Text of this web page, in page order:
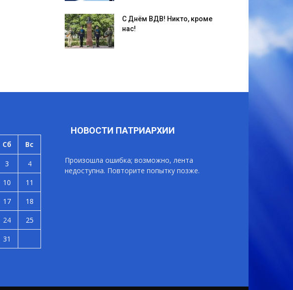
С Днём ВДВ! Никто, кроме
нас!
Сб Вс
3
4
10
11
17
18
24
25
31
НОВОСТИ ПАТРИАРХИИ
Произошла ошибка; возможно, лента
недоступна. Повторите попытку позже.